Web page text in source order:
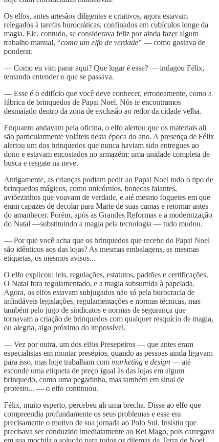
Os elfos, antes artesãos diligentes e criativos, agora estavam
relegados à tarefas burocráticas, confinados em cubículos longe da
magia. Ele, contudo, se considerava feliz por ainda fazer algum
trabalho manual, “como um elfo de verdade” — como gostava de
ponderar.
— Como eu vim parar aqui? Que lugar é esse? — indagou Félix,
tentando entender o que se passava.
— Esse é o edifício que você deve conhecer, erroneamente, como a
fábrica de brinquedos de Papai Noel. Nós te encontramos
desmaiado dentro da zona de exclusão ao redor da cidade velha.
Enquanto andavam pela oficina, o elfo alertou que os materiais ali
são particularmente voláteis nesta época do ano. A presença de Félix
alertou um dos brinquedos que nunca haviam sido entregues ao
dono e estavam encostados no armazém: uma unidade completa de
busca e resgate na neve.
Antigamente, as crianças podiam pedir ao Papai Noel todo o tipo de
brinquedos mágicos, como unicórnios, bonecas falantes,
aviõezinhos que voavam de verdade, e até mesmo foguetes em que
eram capazes de decolar para Marte de suas camas e retornar antes
do amanhecer. Porém, após as Grandes Reformas e a modernização
do Natal —substituindo a magia pela tecnologia — tudo mudou.
— Por que você acha que os brinquedos que recebe do Papai Noel
são idênticos aos das lojas? As mesmas embalagens, as mesmas
etiquetas, os mesmos avisos...
O elfo explicou: leis, regulações, estatutos, padrões e certificações.
O Natal fora regulamentado, e a magia subsumida à papelada.
Agora, os elfos estavam subjugados não só pela burocracia de
infindáveis legislações, regulamentações e normas técnicas, mas
também pelo jugo de sindicatos e normas de segurança que
tornavam a criação de brinquedos com qualquer resquício de magia,
ou alegria, algo próximo do impossível.
— Vez por outra, um dos elfos Presepeiros — que antes eram
especialistas em montar presépios, quando as pessoas ainda ligavam
para isso, mas hoje trabalham com marketing e design — até
esconde uma etiqueta de preço igual às das lojas em algum
brinquedo, como uma pegadinha, mas também em sinal de
protesto... — o elfo continuou.
Félix, muito esperto, percebeu ali uma brecha. Disse ao elfo que
compreendia profundamente os seus problemas e esse era
precisamente o motivo de sua jornada ao Polo Sul. Insistiu que
precisava ser conduzido imediatamente ao Rei Mago, pois carregava
em sua mochila a solução para todos os dilemas da Terra de Noel.